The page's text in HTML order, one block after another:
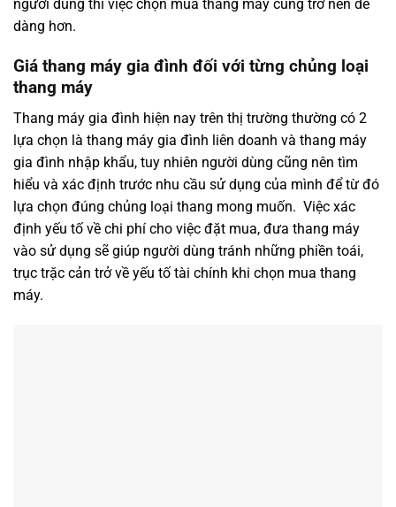
người dùng thì việc chọn mua thang máy cũng trở nên dễ
dàng hơn.
Giá thang máy gia đình đối với từng chủng loại
thang máy
Thang máy gia đình hiện nay trên thị trường thường có 2
lựa chọn là thang máy gia đình liên doanh và thang máy
gia đình nhập khẩu, tuy nhiên người dùng cũng nên tìm
hiểu và xác định trước nhu cầu sử dụng của mình để từ đó
lựa chọn đúng chủng loại thang mong muốn. Việc xác
định yếu tố về chi phí cho việc đặt mua, đưa thang máy
vào sử dụng sẽ giúp người dùng tránh những phiền toái,
trục trặc cản trở về yếu tố tài chính khi chọn mua thang
máy.